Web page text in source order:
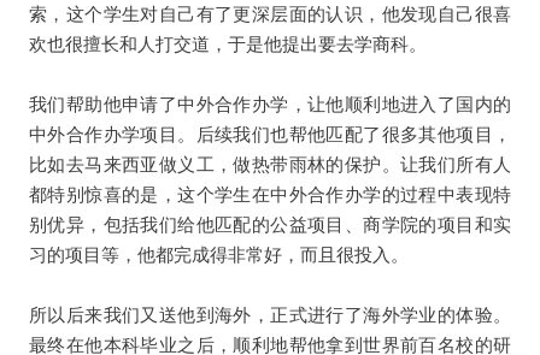
索，这个学生对自己有了更深层面的认识，他发现自己很喜
欢也很擅长和人打交道，于是他提出要去学商科。
我们帮助他申请了中外合作办学，让他顺利地进入了国内的
中外合作办学项目。后续我们也帮他匹配了很多其他项目，
比如去马来西亚做义工，做热带雨林的保护。让我们所有人
都特别惊喜的是，这个学生在中外合作办学的过程中表现特
别优异，包括我们给他匹配的公益项目、商学院的项目和实
习的项目等，他都完成得非常好，而且很投入。
所以后来我们又送他到海外，正式进行了海外学业的体验。
最终在他本科毕业之后，顺利地帮他拿到世界前百名校的研